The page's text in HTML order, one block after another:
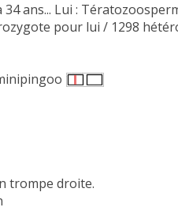
34 ans... Lui :
pour lui / 1298
trompe droite.